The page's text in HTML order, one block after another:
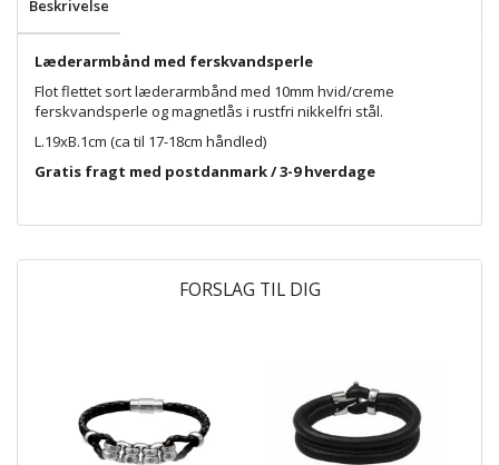
Beskrivelse
Læderarmbånd med ferskvandsperle
Flot flettet sort læderarmbånd med 10mm hvid/creme
ferskvandsperle og magnetlås i rustfri nikkelfri stål.
L.19xB.1cm (ca til 17-18cm håndled)
Gratis fragt med postdanmark / 3-9 hverdage
FORSLAG TIL DIG